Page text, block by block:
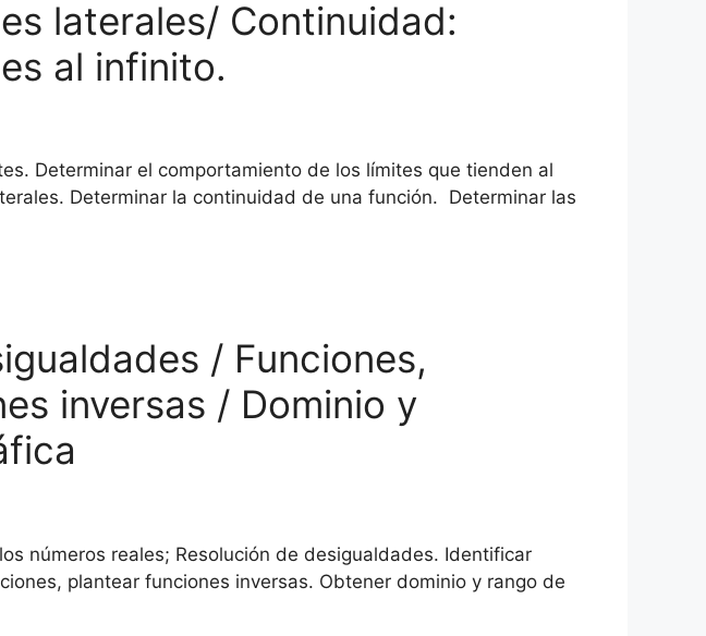
laterales/ Continuidad:
al infinito.
Determinar el comportamiento de los límites que tienden al
Determinar la continuidad de una función. Determinar las
/ Funciones,
inversas / Dominio y
números reales; Resolución de desigualdades. Identificar
plantear funciones inversas. Obtener dominio y rango de